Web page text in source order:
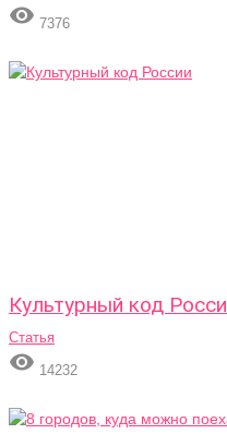
 7376
Культурный код
Статья
 14232